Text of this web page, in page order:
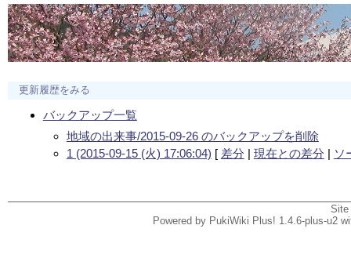
更新履歴をみる
バックアップ一覧
地域の出来事/2015-09-26 のバックアップを削除
1 (2015-09-15 (火) 17:06:04) [ 差分 | 現在との差分 | ソ
Powered by PukiWiki Plus! 1.4.6-plus-u2